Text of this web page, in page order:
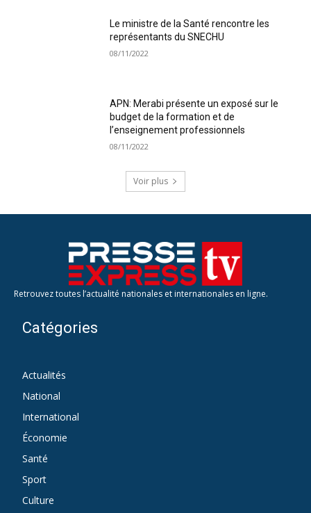
Le ministre de la Santé rencontre les
représentants du SNECHU
08/11/2022
APN: Merabi présente un exposé sur le
budget de la formation et de
l’enseignement professionnels
08/11/2022
Voir plus
Retrouvez toutes l’actualité nationales et internationales en ligne.
Catégories
Actualités
National
International
Économie
Santé
Sport
Culture